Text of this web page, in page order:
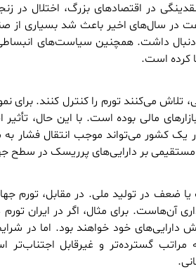
در اقتصادهای بزرگ، اختلال در
در سال‌های اخیر باعث شد بسیاری از
داشت. همچنین سیاست‌های انبساطی
کرده است.
می‌کنند تورم را کنترل کنند. برای
مالی بوده است. با این حال،
یک کشور می‌تواند موجب انتقال فشار به
بر دارایی‌های پرریسک در سطح
ضعف در تولید ملی. در مقابل، تورم
آن‌هاست. برای مثال، اگر در ایران تورم
دارایی‌های خود خواهند بود. اما در
مراتب گسترده‌تر و غیرقابل اجتناب‌تر